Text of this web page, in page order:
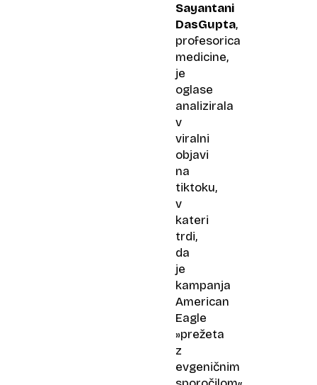
Sayantani
DasGupta,
profesorica
medicine,
je
oglase
analizirala
v
viralni
objavi
na
tiktoku,
v
kateri
trdi,
da
je
kampanja
American
Eagle
»prežeta
z
evgeničnim